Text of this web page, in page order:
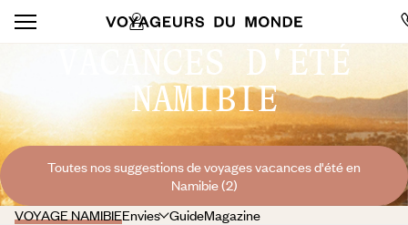
VACANCES D'ÉTÉ
NAMIBIE
Toutes nos suggestions de voyages vacances d'été en
Namibie (2)
VOYAGE NAMIBIEEnvies GuideMagazine